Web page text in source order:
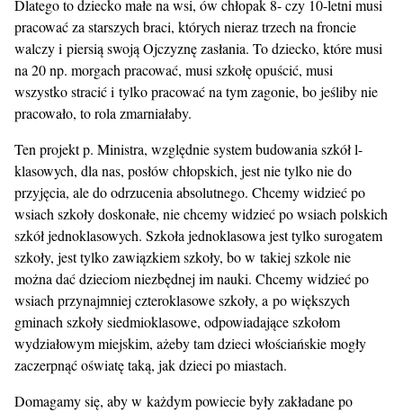
Dlatego to dziecko małe na wsi, ów chłopak 8- czy 10-letni musi
pracować za starszych braci, których nieraz trzech na froncie
walczy i piersią swoją Ojczyznę zasłania. To dziecko, które musi
na 20 np. morgach pracować, musi szkołę opuścić, musi
wszystko stracić i tylko pracować na tym zagonie, bo jeśliby nie
pracowało, to rola zmarniałaby.
Ten projekt p. Ministra, względnie system budowania szkół l-
klasowych, dla nas, posłów chłopskich, jest nie tylko nie do
przyjęcia, ale do odrzucenia absolutnego. Chcemy widzieć po
wsiach szkoły doskonałe, nie chcemy widzieć po wsiach polskich
szkół jednoklasowych. Szkoła jednoklasowa jest tylko surogatem
szkoły, jest tylko zawiązkiem szkoły, bo w takiej szkole nie
można dać dzieciom niezbędnej im nauki. Chcemy widzieć po
wsiach przynajmniej czteroklasowe szkoły, a po większych
gminach szkoły siedmioklasowe, odpowiadające szkołom
wydziałowym miejskim, ażeby tam dzieci włościańskie mogły
zaczerpnąć oświatę taką, jak dzieci po miastach.
Domagamy się, aby w każdym powiecie były zakładane po